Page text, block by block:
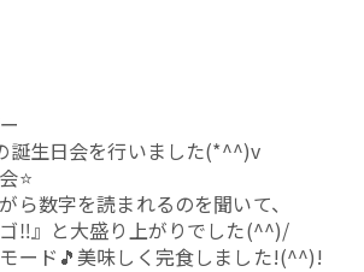
誕生日会を行いました(*^^)v
⭐
ら数字を読まれるのを聞いて、
ゴ‼』と大盛り上がりでした(^^)/
ード🎵美味しく完食しました!(^^)!